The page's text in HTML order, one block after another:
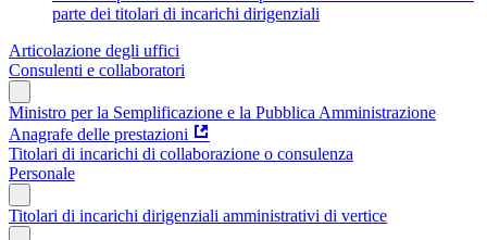
parte dei titolari di incarichi dirigenziali
Articolazione degli uffici
Consulenti e collaboratori
Ministro per la Semplificazione e la Pubblica Amministrazione
Anagrafe delle prestazioni
Titolari di incarichi di collaborazione o consulenza
Personale
Titolari di incarichi dirigenziali amministrativi di vertice